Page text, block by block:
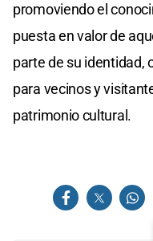
promoviendo el
puesta en valor de
parte de su identidad,
para vecinos y
patrimonio cultural.